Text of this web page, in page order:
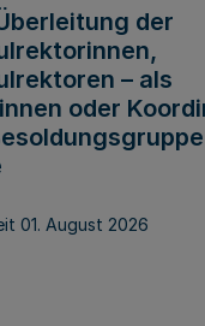
der
– als
oder
01. August 2026